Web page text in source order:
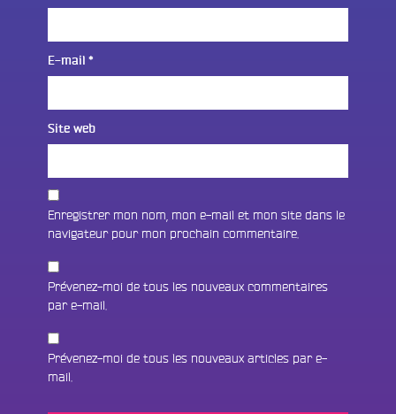
E-mail *
Site web
Enregistrer mon nom, mon e-mail et mon site dans le
navigateur pour mon prochain commentaire.
Prévenez-moi de tous les nouveaux commentaires
par e-mail.
Prévenez-moi de tous les nouveaux articles par e-
mail.